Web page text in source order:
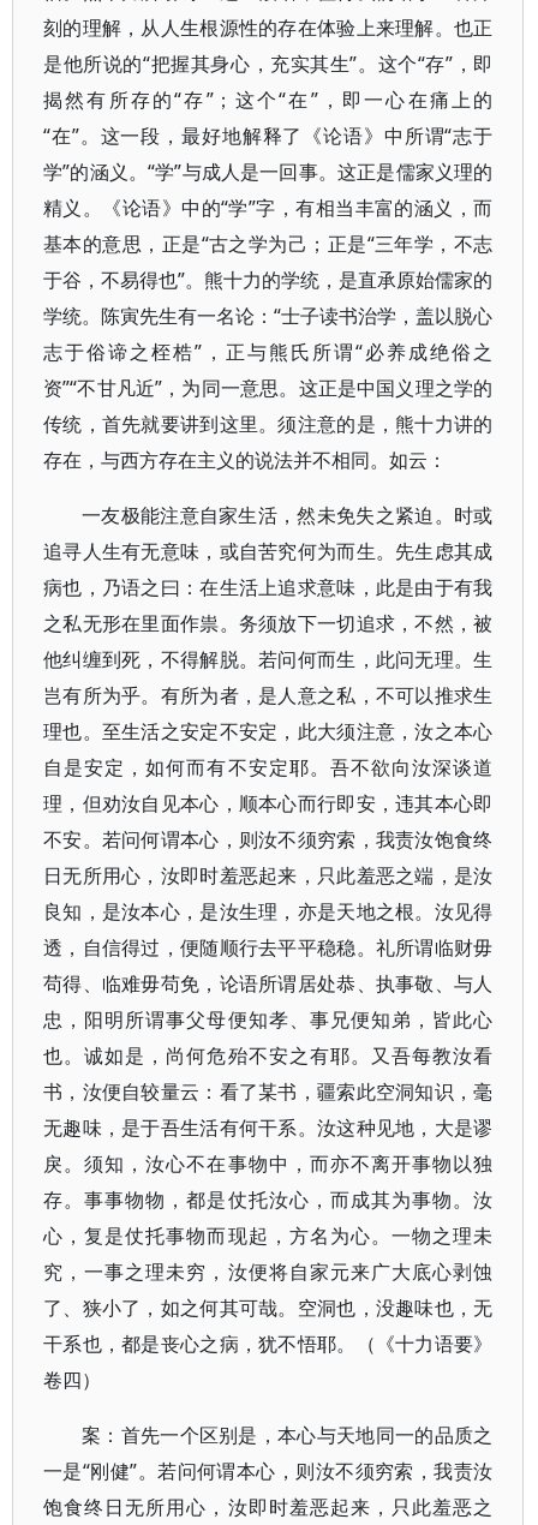
刻的理解，从人生根源性的存在体验上来理解。也正
是他所说的“把握其身心，充实其生”。这个“存”，即
揭然有所存的“存”；这个“在”，即一心在痛上的
“在”。这一段，最好地解释了《论语》中所谓“志于
学”的涵义。“学”与成人是一回事。这正是儒家义理的
精义。《论语》中的“学”字，有相当丰富的涵义，而
基本的意思，正是“古之学为己；正是“三年学，不志
于谷，不易得也”。熊十力的学统，是直承原始儒家的
学统。陈寅先生有一名论：“士子读书治学，盖以脱心
志于俗谛之桎梏”，正与熊氏所谓“必养成绝俗之
资”“不甘凡近”，为同一意思。这正是中国义理之学的
传统，首先就要讲到这里。须注意的是，熊十力讲的
存在，与西方存在主义的说法并不相同。如云：
一友极能注意自家生活，然未免失之紧迫。时或
追寻人生有无意味，或自苦究何为而生。先生虑其成
病也，乃语之曰：在生活上追求意味，此是由于有我
之私无形在里面作祟。务须放下一切追求，不然，被
他纠缠到死，不得解脱。若问何而生，此问无理。生
岂有所为乎。有所为者，是人意之私，不可以推求生
理也。至生活之安定不安定，此大须注意，汝之本心
自是安定，如何而有不安定耶。吾不欲向汝深谈道
理，但劝汝自见本心，顺本心而行即安，违其本心即
不安。若问何谓本心，则汝不须穷索，我责汝饱食终
日无所用心，汝即时羞恶起来，只此羞恶之端，是汝
良知，是汝本心，是汝生理，亦是天地之根。汝见得
透，自信得过，便随顺行去平平稳稳。礼所谓临财毋
苟得、临难毋苟免，论语所谓居处恭、执事敬、与人
忠，阳明所谓事父母便知孝、事兄便知弟，皆此心
也。诚如是，尚何危殆不安之有耶。又吾每教汝看
书，汝便自较量云：看了某书，疆索此空洞知识，毫
无趣味，是于吾生活有何干系。汝这种见地，大是谬
戾。须知，汝心不在事物中，而亦不离开事物以独
存。事事物物，都是仗托汝心，而成其为事物。汝
心，复是仗托事物而现起，方名为心。一物之理未
究，一事之理未穷，汝便将自家元来广大底心剥蚀
了、狭小了，如之何其可哉。空洞也，没趣味也，无
干系也，都是丧心之病，犹不悟耶。（《十力语要》
卷四）
案：首先一个区别是，本心与天地同一的品质之
一是“刚健”。若问何谓本心，则汝不须穷索，我责汝
饱食终日无所用心，汝即时羞恶起来，只此羞恶之